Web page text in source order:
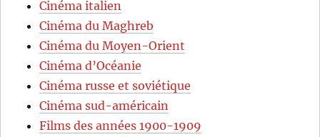
Cinéma italien
Cinéma du Maghreb
Cinéma du Moyen-Orient
Cinéma d’Océanie
Cinéma russe et soviétique
Cinéma sud-américain
Films des années 1900-1909